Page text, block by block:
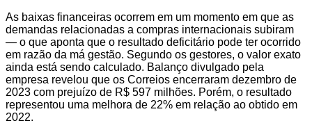
As baixas financeiras ocorrem em um momento em que as
demandas relacionadas a compras internacionais subiram
— o que aponta que o resultado deficitário pode ter ocorrido
em razão da má gestão. Segundo os gestores, o valor exato
ainda está sendo calculado. Balanço divulgado pela
empresa revelou que os Correios encerraram dezembro de
2023 com prejuízo de R$ 597 milhões. Porém, o resultado
representou uma melhora de 22% em relação ao obtido em
2022.